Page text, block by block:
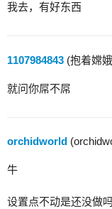
我去，有好东西
1107984843 (抱着嫦
就问你屌不屌
orchidworld
牛
设置点不动是还没做吗